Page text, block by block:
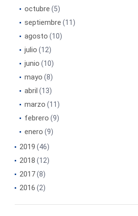
octubre (5)
septiembre (11)
agosto (10)
julio (12)
junio (10)
mayo (8)
abril (13)
marzo (11)
febrero (9)
enero (9)
2019 (46)
2018 (12)
2017(8)
2016 (2)